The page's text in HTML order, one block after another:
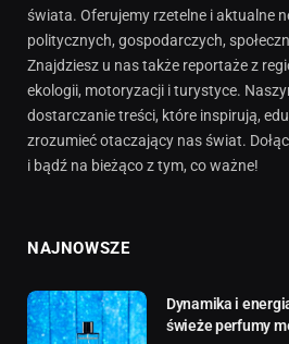
świata. Oferujemy rzetelne i aktualne
politycznych, gospodarczych,
Znajdziesz u nas także reportaże z
ekologii, motoryzacji i turystyce.
dostarczanie treści, które inspirują,
zrozumieć otaczający nas świat.
i bądź na bieżąco z tym, co ważne!
NAJNOWSZE
Dynamika i
świeże perfumy